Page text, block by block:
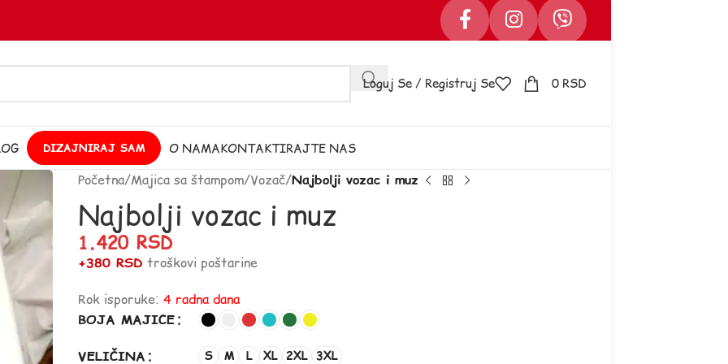
Loguj Se / Registruj Se 0 RSD
DIZAJNIRAJ SAM O NAMAKONTAKTIRAJTE NAS
Početna/Majica sa štampom/Vozač/Najbolji vozac i muz
Najbolji vozac i muz
1.420 RSD
+380 RSD troškovi poštarine
Rok isporuke: 4 radna dana
BOJA MAJICE
VELIČINA S M L XL 2XL 3XL